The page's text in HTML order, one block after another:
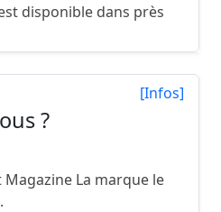
disponible dans près
[Infos]
?
La marque le